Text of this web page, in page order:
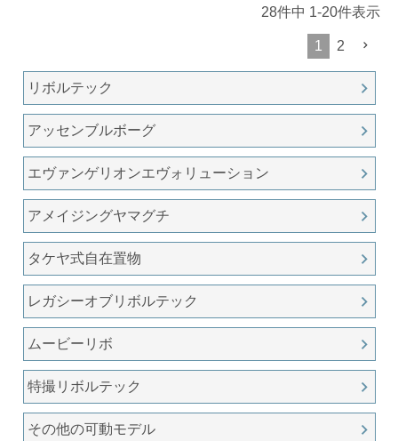
28件中 1-20件表示
1 2
リボルテック
アッセンブルボーグ
エヴァンゲリオンエヴォリューション
アメイジングヤマグチ
タケヤ式自在置物
レガシーオブリボルテック
ムービーリボ
特撮リボルテック
その他の可動モデル